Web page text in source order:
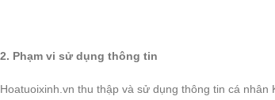
2. Phạm vi sử dụng thông tin
Hoatuoixinh.vn thu thập và sử dụng thông tin cá